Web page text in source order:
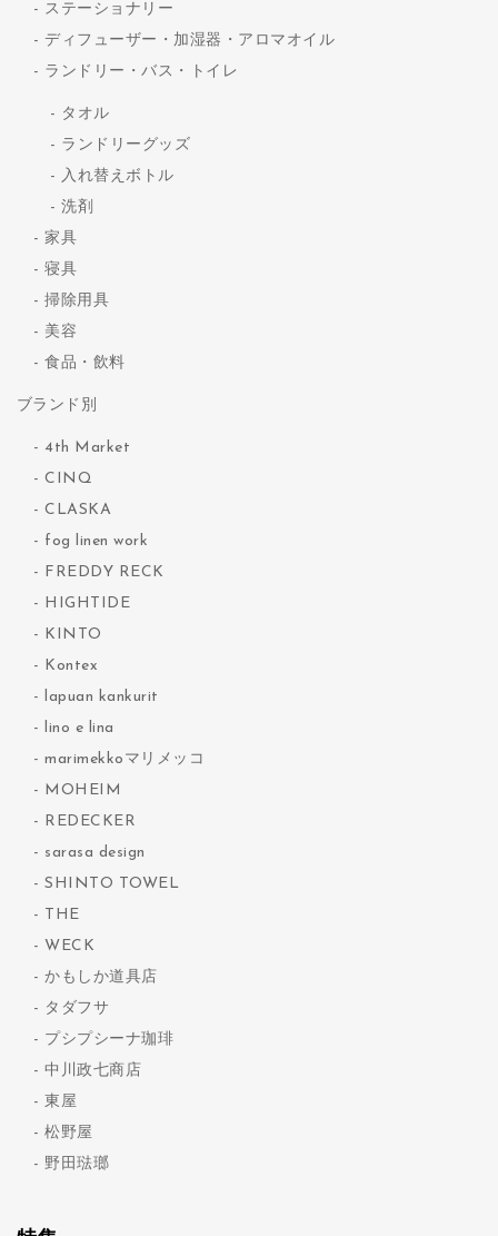
ステーショナリー
ディフューザー・加湿器・アロマオイル
ランドリー・バス・トイレ
タオル
ランドリーグッズ
入れ替えボトル
洗剤
家具
寝具
掃除用具
美容
食品・飲料
ブランド別
4th Market
CINQ
CLASKA
fog linen work
FREDDY RECK
HIGHTIDE
KINTO
Kontex
lapuan kankurit
lino e lina
marimekkoマリメッコ
MOHEIM
REDECKER
sarasa design
SHINTO TOWEL
THE
WECK
かもしか道具店
タダフサ
プシプシーナ珈琲
中川政七商店
東屋
松野屋
野田琺瑯